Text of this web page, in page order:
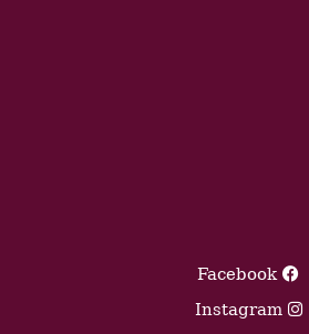
Facebook
Instagram